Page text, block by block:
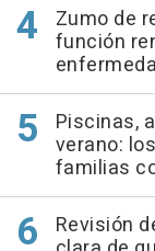
Zumo de
función
Piscinas,
verano:
familias
Revisión